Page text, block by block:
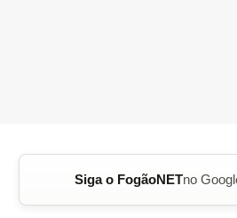
Siga o FogãoNETno